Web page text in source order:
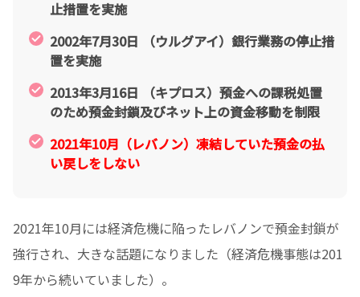
止措置を実施
2002年7月30日 （ウルグアイ）銀行業務の停止措
置を実施
2013年3月16日 （キプロス）預金への課税処置
のため預金封鎖及びネット上の資金移動を制限
2021年10月（レバノン）凍結していた預金の払
い戻しをしない
2021年10月には経済危機に陥ったレバノンで預金封鎖が
強行され、大きな話題になりました（経済危機事態は201
9年から続いていました）。